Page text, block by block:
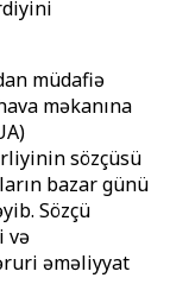
müdafiə
məkanına
sözçüsü
bazar günü
Sözçü
və
əməliyyat